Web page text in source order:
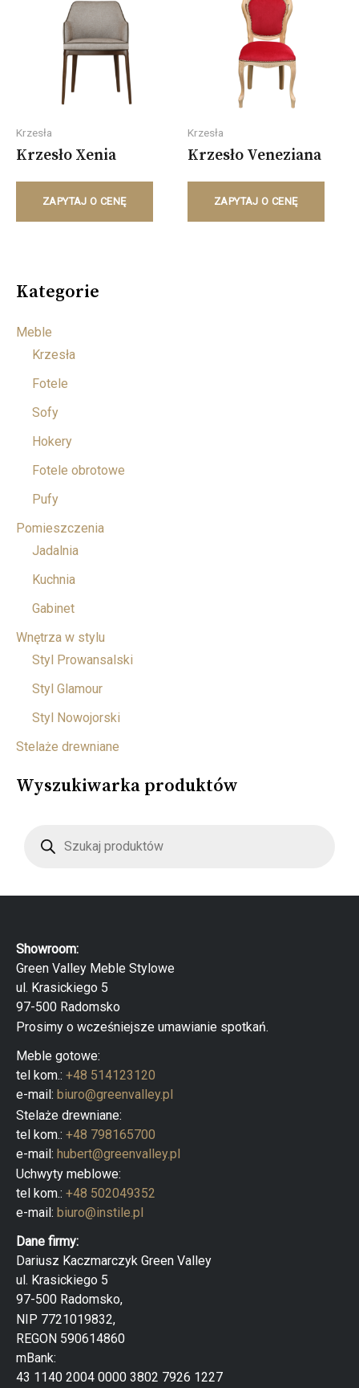
Krzesła
Krzesło Xenia
ZAPYTAJ O CENĘ
Krzesła
Krzesło Veneziana
ZAPYTAJ O CENĘ
Kategorie
Meble
Krzesła
Fotele
Sofy
Hokery
Fotele obrotowe
Pufy
Pomieszczenia
Jadalnia
Kuchnia
Gabinet
Wnętrza w stylu
Styl Prowansalski
Styl Glamour
Styl Nowojorski
Stelaże drewniane
Wyszukiwarka produktów
i
k
a
p
r
o
d
u
t
w
Showroom:
Green Valley Meble Stylowe
ul. Krasickiego 5
97-500 Radomsko
Prosimy o wcześniejsze umawianie spotkań.
Meble gotowe:
tel kom.: +48 514123120
e-mail: biuro@greenvalley.pl
Stelaże drewniane:
tel kom.: +48 798165700
e-mail: hubert@greenvalley.pl
Uchwyty meblowe:
tel kom.: +48 502049352
e-mail: biuro@instile.pl
Dane firmy:
Dariusz Kaczmarczyk Green Valley
ul. Krasickiego 5
97-500 Radomsko,
NIP 7721019832,
REGON 590614860
mBank:
43 1140 2004 0000 3802 7926 1227